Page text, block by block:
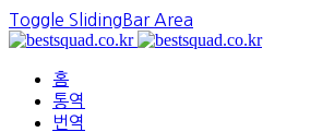
Toggle SlidingBar Area
홈
통역
번역